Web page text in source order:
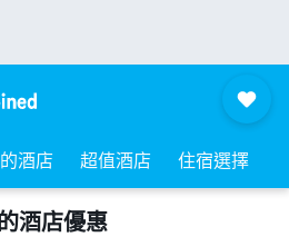
酒店 超值酒店 住宿選擇
酒店優惠